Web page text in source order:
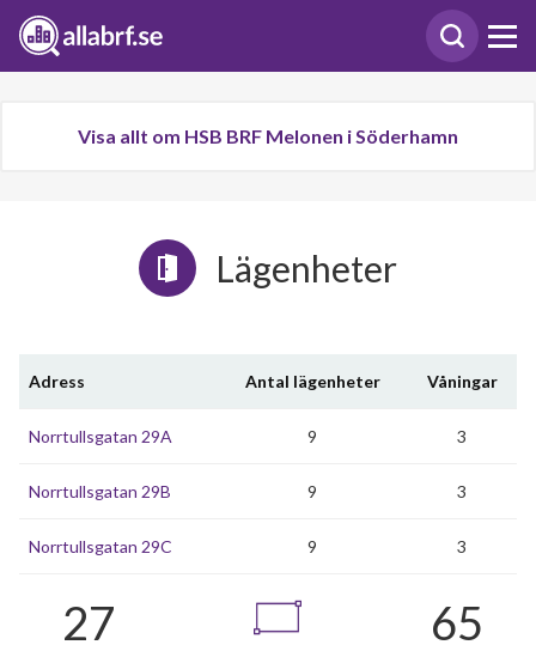
Visa allt om HSB BRF Melonen i Söderhamn
Lägenheter
Adress Antal lägenheter Våningar
Norrtullsgatan 29A 9 3
Norrtullsgatan 29B 9 3
Norrtullsgatan 29C 9 3